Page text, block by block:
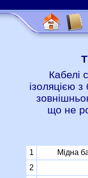
Кабелі
ізоляцією з
що не
1
Мідна
2